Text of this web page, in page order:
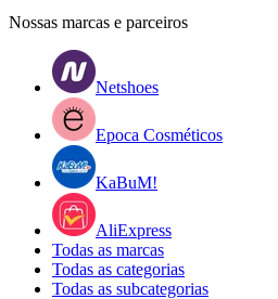
Nossas marcas e parceiros
Netshoes
Epoca Cosméticos
KaBuM!
AliExpress
Todas as marcas
Todas as categorias
Todas as subcategorias